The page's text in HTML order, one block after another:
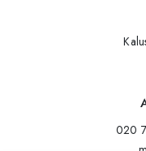
020